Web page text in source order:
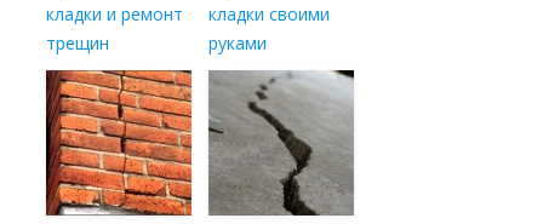
кладки и ремонт
трещин
кладки своими
руками